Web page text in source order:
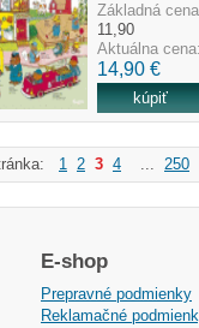
Základná
11,90
Aktuálna
14,90 €
1 2 3 4 ... 250
E-shop
Prepravné podmienky
Reklamačné